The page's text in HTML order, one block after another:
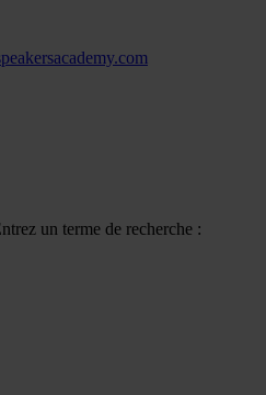
un terme de recherche :